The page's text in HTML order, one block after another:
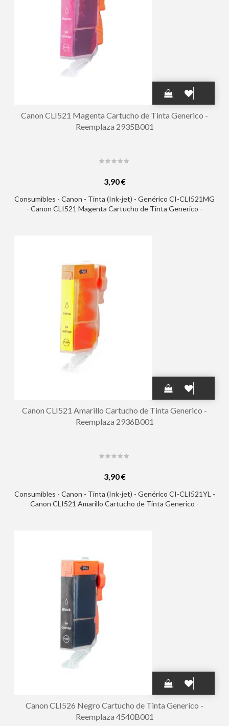
Canon CLI521 Magenta Cartucho de Tinta Generico -
Reemplaza 2935B001
3,90 €
Consumibles - Canon - Tinta (Ink-jet) - Genérico CI-CLI521MG
- Canon CLI521 Magenta Cartucho de Tinta Generico -
Canon CLI521 Amarillo Cartucho de Tinta Generico -
Reemplaza 2936B001
3,90 €
Consumibles - Canon - Tinta (Ink-jet) - Genérico CI-CLI521YL -
Canon CLI521 Amarillo Cartucho de Tinta Generico -
Canon CLI526 Negro Cartucho de Tinta Generico -
Reemplaza 4540B001